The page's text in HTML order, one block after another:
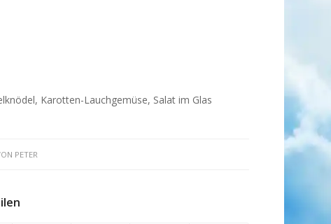
Karotten-Lauchgemüse, Salat im Glas
PETER